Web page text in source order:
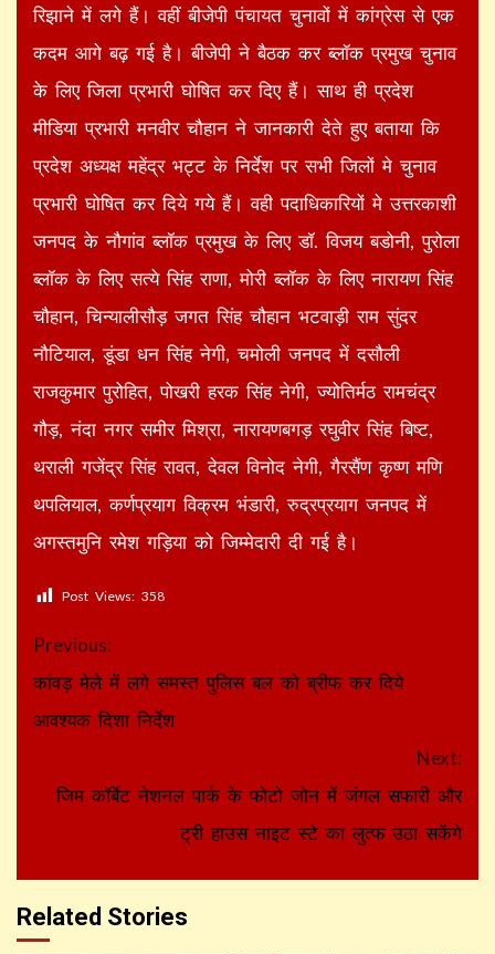
रिझाने में लगे हैं। वहीं बीजेपी पंचायत चुनावों में कांग्रेस से एक
कदम आगे बढ़ गई है। बीजेपी ने बैठक कर ब्लॉक प्रमुख चुनाव
के लिए जिला प्रभारी घोषित कर दिए हैं। साथ ही प्रदेश
मीडिया प्रभारी मनवीर चौहान ने जानकारी देते हुए बताया कि
प्रदेश अध्यक्ष महेंद्र भट्ट के निर्देश पर सभी जिलों मे चुनाव
प्रभारी घोषित कर दिये गये हैं। वही पदाधिकारियों मे उत्तरकाशी
जनपद के नौगांव ब्लॉक प्रमुख के लिए डॉ. विजय बडोनी, पुरोला
ब्लॉक के लिए सत्ये सिंह राणा, मोरी ब्लॉक के लिए नारायण सिंह
चौहान, चिन्यालीसौड़ जगत सिंह चौहान भटवाड़ी राम सुंदर
नौटियाल, डूंडा धन सिंह नेगी, चमोली जनपद में दसौली
राजकुमार पुरोहित, पोखरी हरक सिंह नेगी, ज्योतिर्मठ रामचंद्र
गौड़, नंदा नगर समीर मिश्रा, नारायणबगड़ रघुवीर सिंह बिष्ट,
थराली गजेंद्र सिंह रावत, देवल विनोद नेगी, गैरसैंण कृष्ण मणि
थपलियाल, कर्णप्रयाग विक्रम भंडारी, रुद्रप्रयाग जनपद में
अगस्तमुनि रमेश गड़िया को जिम्मेदारी दी गई है।
Post Views: 358
Continue
Reading
Previous:
कांवड़ मेले में लगे समस्त पुलिस बल को ब्रीफ कर दिये
आवश्यक दिशा निर्देश
Next:
जिम कॉर्बेट नेशनल पार्क के फोटो जोन में जंगल सफारी और
ट्री हाउस नाइट स्टे का लुत्फ उठा सकेंगे
Related Stories